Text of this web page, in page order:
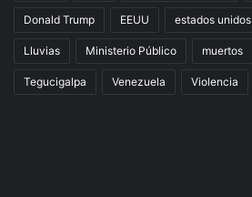
Donald Trump EEUU estados unidos
Lluvias Ministerio Público muertos
Tegucigalpa Venezuela Violencia